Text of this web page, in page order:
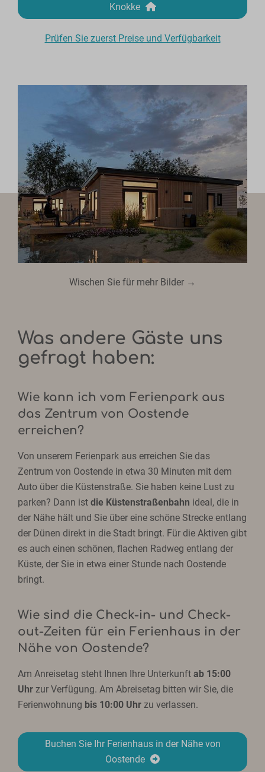
Knokke
Prüfen Sie zuerst Preise und Verfügbarkeit
Wischen Sie für mehr Bilder →
Was andere Gäste uns
gefragt haben:
Wie kann ich vom Ferienpark aus
das Zentrum von Oostende
erreichen?
Von unserem Ferienpark aus erreichen Sie das
Zentrum von Oostende in etwa 30 Minuten mit dem
Auto über die Küstenstraße. Sie haben keine Lust zu
parken? Dann istdie Küstenstraßenbahn ideal, die in
der Nähe hält und Sie über eine schöne Strecke entlang
der Dünen direkt in die Stadt bringt. Für die Aktiven gibt
es auch einen schönen, flachen Radweg entlang der
Küste, der Sie in etwa einer Stunde nach Oostende
bringt.
Wie sind die Check-in- und Check-
out-Zeiten für ein Ferienhaus in der
Nähe von Oostende?
Am Anreisetag steht Ihnen Ihre Unterkunftab 15:00
Uhr zur Verfügung. Am Abreisetag bitten wir Sie, die
Ferienwohnung bis 10:00 Uhr zu verlassen.
Buchen Sie Ihr Ferienhaus in der Nähe von
Oostende